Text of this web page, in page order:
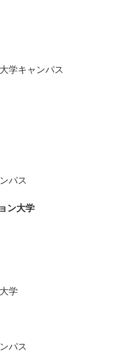
学キャンパス
パス
ン大学
学
パス